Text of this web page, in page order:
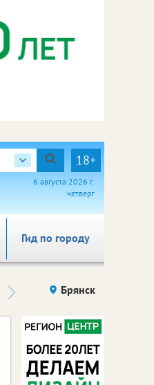
18+
6 августа 2026 г.
четверг
Гид по городу
Происшествия Здоровье
Брянск